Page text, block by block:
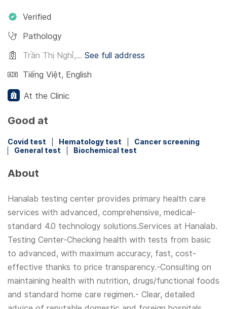
Verified
Pathology
Trần Thị Nghỉ,... See full address
Tiếng Việt, English
At the Clinic
Good at
Covid test Hematology test
Cancer screening
General test
Biochemical test
About
Hanalab testing center provides primary health care
services with advanced, comprehensive, medical-
standard 4.0 technology solutions.Services at Hanalab.
Testing Center-Checking health with tests from basic
to advanced, with maximum accuracy, fast, cost-
effective thanks to price transparency.-Consulting on
maintaining health with nutrition, drugs/functional foods
and standard home care regimen.- Clear, detailed